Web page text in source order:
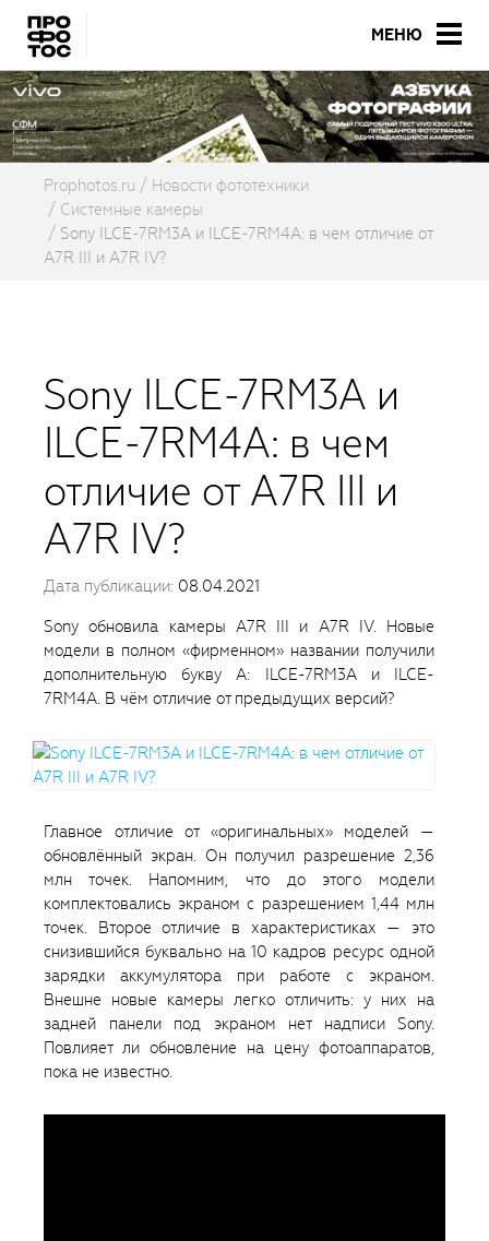
МЕНЮ
Prophotos.ru
Новости фототехники
Системные камеры
Sony ILCE-7RM3A и ILCE-7RM4A: в чем отличие от
A7R III и A7R IV?
Sony ILCE-7RM3A и
ILCE-7RM4A: в чем
отличие от A7R III и
A7R IV?
Дата публикации: 08.04.2021
Sony обновила камеры A7R III и A7R IV. Новые
модели в полном «фирменном» названии получили
дополнительную букву A: ILCE-7RM3A и ILCE-
7RM4A. В чём отличие от предыдущих версий?
Главное отличие от «оригинальных» моделей —
обновлённый экран. Он получил разрешение 2,36
млн точек. Напомним, что до этого модели
комплектовались экраном с разрешением 1,44 млн
точек. Второе отличие в характеристиках — это
снизившийся буквально на 10 кадров ресурс одной
зарядки аккумулятора при работе с экраном.
Внешне новые камеры легко отличить: у них на
задней панели под экраном нет надписи Sony.
Повлияет ли обновление на цену фотоаппаратов,
пока не известно.